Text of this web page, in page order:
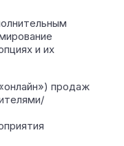
и их
продаж